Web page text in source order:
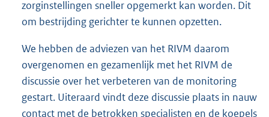
onderzoek naar dragerschap moet hier onderdeel
van uit maken.
Ook onderzoek ik hoe verspreiding binnen en tussen
zorginstellingen sneller opgemerkt kan worden. Dit
om bestrijding gerichter te kunnen opzetten.
We hebben de adviezen van het RIVM daarom